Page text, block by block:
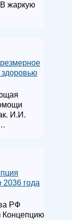
жаркую
здоровью
И.И.
2036 года
РФ
Концепцию